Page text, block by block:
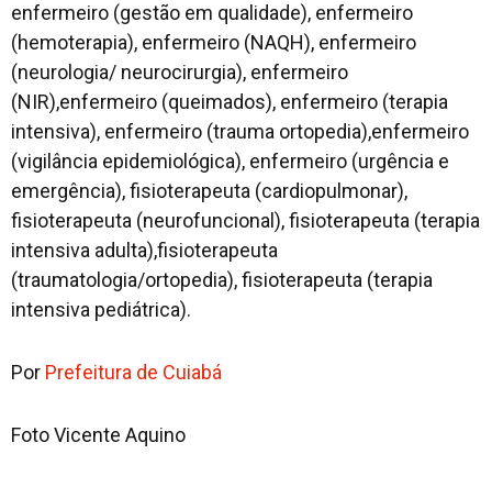
enfermeiro (gestão em qualidade), enfermeiro
(hemoterapia), enfermeiro (NAQH), enfermeiro
(neurologia/ neurocirurgia), enfermeiro
(NIR),enfermeiro (queimados), enfermeiro (terapia
intensiva), enfermeiro (trauma ortopedia),enfermeiro
(vigilância epidemiológica), enfermeiro (urgência e
emergência), fisioterapeuta (cardiopulmonar),
fisioterapeuta (neurofuncional), fisioterapeuta (terapia
intensiva adulta),fisioterapeuta
(traumatologia/ortopedia), fisioterapeuta (terapia
intensiva pediátrica).
Por Prefeitura de Cuiabá
Foto Vicente Aquino